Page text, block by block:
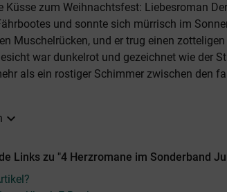
Küsse zum Weihnachtsfest: Liebesroman
und sonnte sich mürrisch im
Muschelrücken, und er trug einen
war dunkelrot und gezeichnet wie der
als ein rostiger Schimmer zwischen den
expand_more
Links zu "4 Herzromane im Sonderband